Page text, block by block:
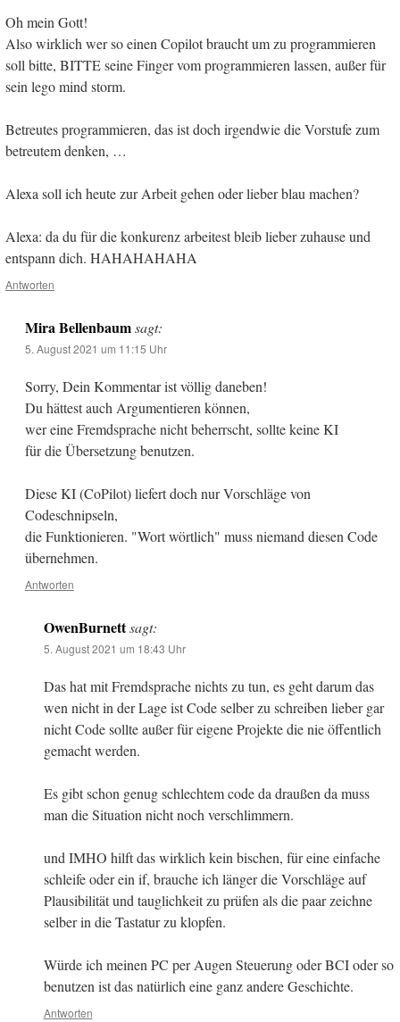
Oh mein Gott!
Also wirklich wer so einen Copilot braucht um zu programmieren
soll bitte, BITTE seine Finger vom programmieren lassen, außer für
sein lego mind storm.
Betreutes programmieren, das ist doch irgendwie die Vorstufe zum
betreutem denken, …
Alexa soll ich heute zur Arbeit gehen oder lieber blau machen?
Alexa: da du für die konkurenz arbeitest bleib lieber zuhause und
entspann dich. HAHAHAHAHA
Antworten
Mira Bellenbaum sagt:
5. August 2021 um 11:15 Uhr
Sorry, Dein Kommentar ist völlig daneben!
Du hättest auch Argumentieren können,
wer eine Fremdsprache nicht beherrscht, sollte keine KI
für die Übersetzung benutzen.
Diese KI (CoPilot) liefert doch nur Vorschläge von
Codeschnipseln,
die Funktionieren. "Wort wörtlich" muss niemand diesen Code
übernehmen.
Antworten
OwenBurnett sagt:
5. August 2021 um 18:43 Uhr
Das hat mit Fremdsprache nichts zu tun, es geht darum das
wen nicht in der Lage ist Code selber zu schreiben lieber gar
nicht Code sollte außer für eigene Projekte die nie öffentlich
gemacht werden.
Es gibt schon genug schlechtem code da draußen da muss
man die Situation nicht noch verschlimmern.
und IMHO hilft das wirklich kein bischen, für eine einfache
schleife oder ein if, brauche ich länger die Vorschläge auf
Plausibilität und tauglichkeit zu prüfen als die paar zeichne
selber in die Tastatur zu klopfen.
Würde ich meinen PC per Augen Steuerung oder BCI oder so
benutzen ist das natürlich eine ganz andere Geschichte.
Antworten